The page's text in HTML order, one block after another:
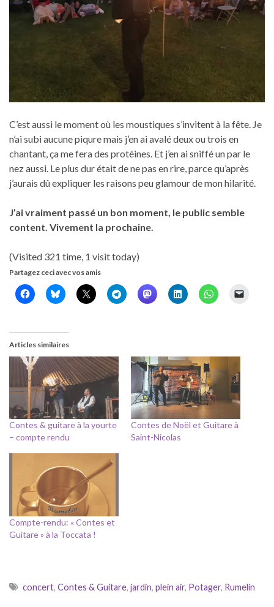
C’est aussi le moment où les moustiques s’invitent à la fête. Je
n’ai subi aucune piqure mais j’en ai avalé deux ou trois en
chantant, ça me fera des protéines. Et j’en ai sniffé un par le
nez aussi. Le plus dur était de ne pas en rire, parce qu’après
j’aurais dû expliquer les raisons peu glamour de mon hilarité.
J’ai vraiment passé un bon moment, le public semble
content. Vivement la prochaine.
(Visited 321 time, 1 visit today)
Partagez ceci avec vos amis
Articles similaires
Contes & guitare à la yourte
– compte rendu
Contes de Noël et Guitare à
Saint-Nicolas
Compte-rendu: « Contes et
Guitare » à la Toccata !
concert, Contes & Guitare, jardin, plein air, Potager, Rumelin